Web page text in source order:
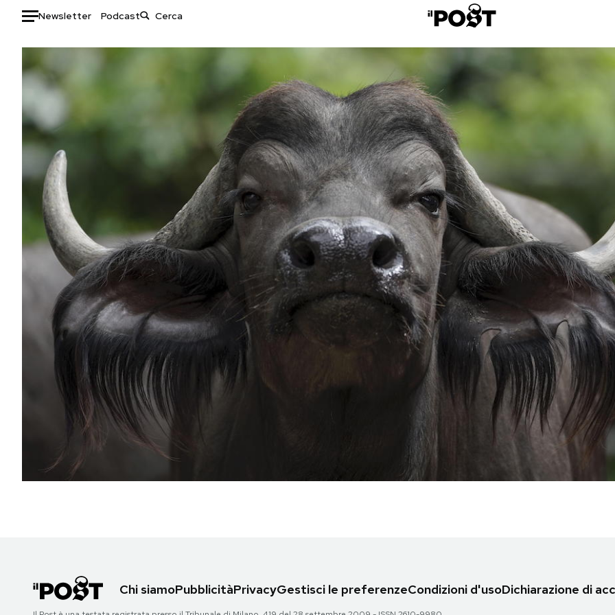
Newsletter Podcast
Auto
HOME
Politica
Tecnologia
Internet
Scienza
Cultura
Economia
Sport
Consumismi
Storie/Idee
Ok Boomer!
Media
Europa
Altrecose
Mondiali calcio 2026
PODCAST
NEWSLETTER
I MIEI PREFERITI
SHOP
Area PersonaleChi siamoPubblicitàPrivacyGestisci le preferenzeCondizioni d'usoDichiarazione di